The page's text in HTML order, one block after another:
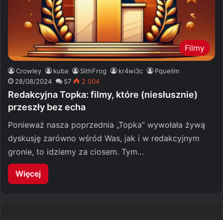
Filmy
Crowley kuba SithFrog kr4wi3c
Pquelim
28/08/2024
57 2 004
Redakcyjna Topka: filmy, które (niesłusznie)
przeszły bez echa
Ponieważ nasza poprzednia „Topka” wywołała żywą
dyskusję zarówno wśród Was, jak i w redakcyjnym
gronie, to idziemy za ciosem. Tym…
Więcej